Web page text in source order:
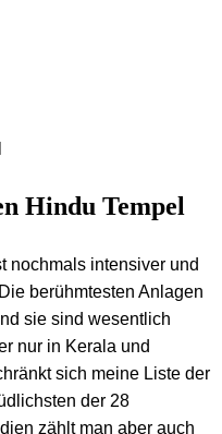
Hindu Tempel
nochmals intensiver und
berühmtesten Anlagen
sie sind wesentlich
nur in Kerala und
sich meine Liste der
der 28
zählt man aber auch